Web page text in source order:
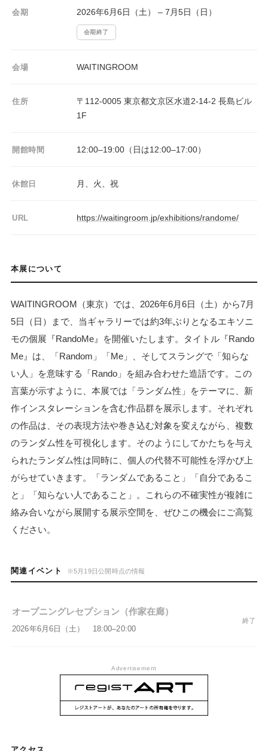
会期 2026年6月6日（土） – 7月5日（日）
会期終了
会場 WAITINGROOM
住所
〒112-0005 東京都文京区水道2-14-2 長島ビル
1F
開館時間 12:00–19:00（日は12:00–17:00）
休館日 月、火、祝
URL https://waitingroom.jp/exhibitions/randome/
本展について
WAITINGROOM（東京）では、2026年6月6日（土）から7月
5日（日）まで、当ギャラリーでは約3年ぶりとなるエキソニ
モの個展『RandoMe』を開催いたします。タイトル『Rando
Me』は、「Random」「Me」、そしてスラングで「知らな
い人」を意味する「Rando」を組み合わせた造語です。この
言葉が示すように、本展では「ランダム性」をテーマに、新
作インスタレーションを含む作品群を展示します。それぞれ
の作品は、その表現方法や巻き込む対象を変えながら、複数
のランダム性を可視化します。そのようにしてかたちを与え
られたランダム性は同時に、個人の代替不可能性を浮かび上
がらせていきます。「ランダムであること」「自分であるこ
と」「知らない人であること」。これらの不確実性が複雑に
絡み合いながら展開する展示空間を、ぜひこの機会にご高覧
ください。
関連イベント ※5月19日公開時点の情報
オープニングレセプション（作家在廊）
2026年6月6日（土） 18:00–20:00
終了
Advertisement